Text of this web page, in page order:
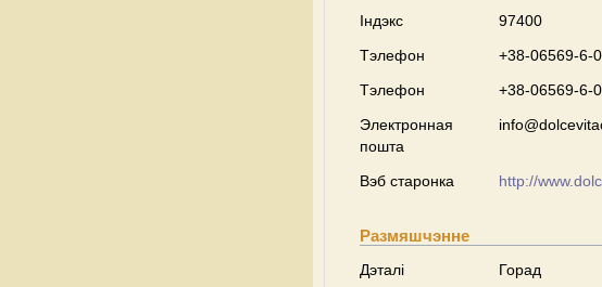
Індэкс
97400
Тэлефон
+38-06569-6-
Тэлефон
+38-06569-6-
Электронная
пошта
Вэб старонка http://
Размяшчэнне
Дэталі
Горад